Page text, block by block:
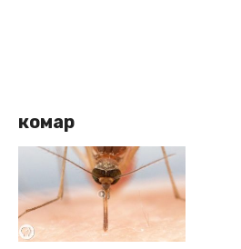
комар